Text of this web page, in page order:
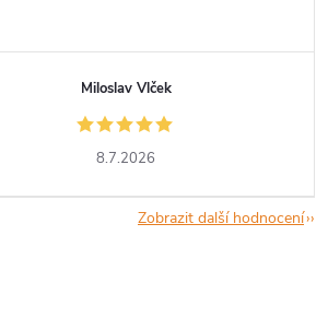
Miloslav Vlček
8.7.2026
Zobrazit další hodnocení